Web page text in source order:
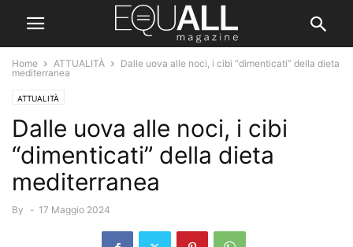
Home ATTUALITÀ
Dalle uova alle noci, i cibi “dimenticati” della dieta
mediterranea
ATTUALITÀ
Dalle uova alle noci, i cibi
“dimenticati” della dieta
mediterranea
By - 17 Maggio 2024